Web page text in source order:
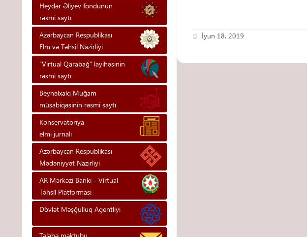
İyun 18, 2019
Heydər Əliyev fondunun
rəsmi saytı
Azərbaycan Respublikası
Elm və Təhsil Nazirliyi
“Virtual Qarabağ” layihəsinin
rəsmi saytı
Beynəlxalq Muğam
müsabiqəsinin rəsmi saytı
Konservatoriya
elmi jurnalı
Azərbaycan Respublikası
Mədəniyyət Nazirliyi
AR Mərkəzi Bankı - Vi̇rtual
Təhsi̇l Platformasi
Dövlət Məşğulluq Agentliyi
Tələbə məktubu